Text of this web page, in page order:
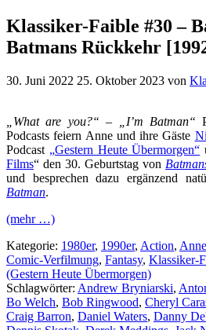
podcast.de/
Klassiker-Faible #30 –
Batmans Rückkehr
30. Juni 2022 25. Oktober 2023 von
„What are you?“ – „I’m Batman“
Podcasts feiern Anne und ihre Gäste
Podcast „Gestern Heute Übermorgen“
Films“ den 30. Geburtstag von
und besprechen dazu ergänzend
Batman.
(mehr …)
Kategorie: 1980er, 1990er, Action,
Comic-Verfilmung, Fantasy, Klassiker-
(Gestern Heute Übermorgen)
Schlagwörter: Andrew Bryniarski,
Bo Welch, Bob Ringwood, Cheryl
Craig Barron, Daniel Waters, Danny